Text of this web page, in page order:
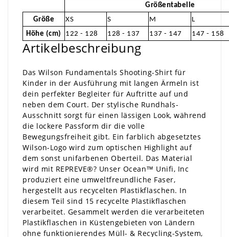
Größentabelle
Größe
XS S M
L
Höhe (cm)
122 - 128 128 - 137 137 - 147 147 - 158
Artikelbeschreibung
Das Wilson Fundamentals Shooting-Shirt für
Kinder in der Ausführung mit langen Ärmeln ist
dein perfekter Begleiter für Auftritte auf und
neben dem Court. Der stylische Rundhals-
Ausschnitt sorgt für einen lässigen Look, während
die lockere Passform dir die volle
Bewegungsfreiheit gibt. Ein farblich abgesetztes
Wilson-Logo wird zum optischen Highlight auf
dem sonst unifarbenen Oberteil. Das Material
wird mit REPREVE®? Unser Ocean™ Unifi, Inc
produziert eine umweltfreundliche Faser,
hergestellt aus recycelten Plastikflaschen. In
diesem Teil sind 15 recycelte Plastikflaschen
verarbeitet. Gesammelt werden die verarbeiteten
Plastikflaschen in Küstengebieten von Ländern
ohne funktionierendes Müll- & Recycling-System,